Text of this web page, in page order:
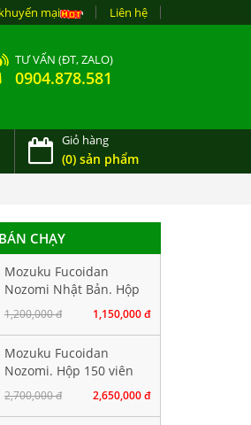
mại Liên hệ
TƯ VẤN (ĐT, ZALO)
0904.878.581
Giỏ hàng
(0) sản phẩm
CHẠY
Mozuku Fucoidan
Nozomi Nhật Bản. Hộp
60 viên
1,200,000 đ 1,150,000 đ
Mozuku Fucoidan
Nozomi. Hộp 150 viên
2,700,000 đ 2,650,000 đ